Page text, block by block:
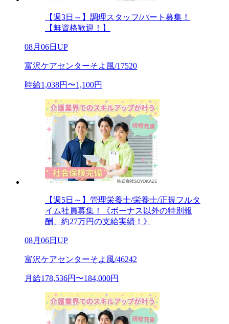
【週3日～】調理スタッフ/パート募集！
【無資格歓迎！】
08月06日UP
富沢ケアセンターそよ風/17520
時給1,038円〜1,100円
【週5日～】管理栄養士/栄養士/正規フルタ
イム社員募集！《ボーナス以外の特別報
酬、約27万円の支給実績！》
08月06日UP
富沢ケアセンターそよ風/46242
月給178,536円〜184,000円